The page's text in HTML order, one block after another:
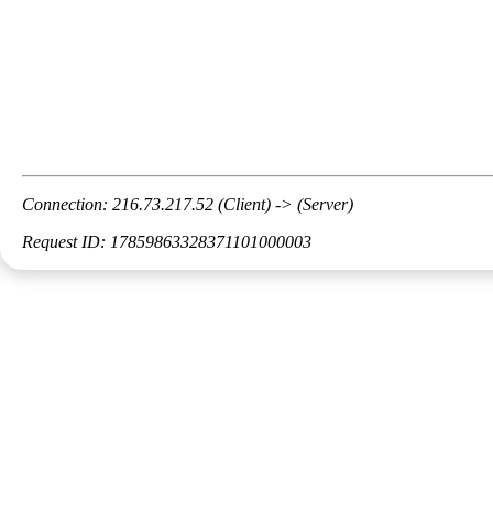
Connection: 216.73.217.52 (Client) -> (Server)
Request ID: 17859863328371101000003